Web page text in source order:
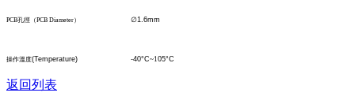
PCB孔徑 （PCB Diameter） ∅1.6mm
操作溫度(Temperature) -40°C~105°C
返回列表